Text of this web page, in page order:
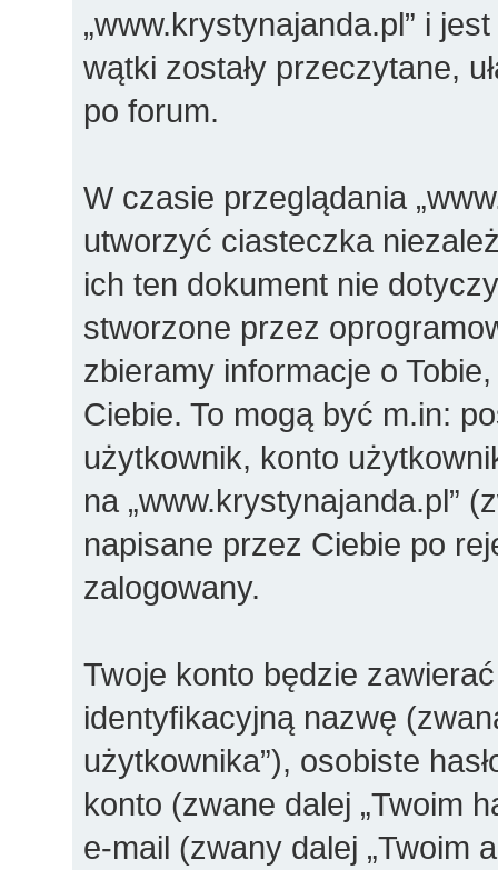
„www.krystynajanda.pl” i
wątki zostały przeczytane,
po forum.
W czasie przeglądania
utworzyć ciasteczka
ich ten dokument nie
stworzone przez
zbieramy informacje o
Ciebie. To mogą być m.in:
użytkownik, konto
na „www.krystynajanda.pl”
napisane przez Ciebie po
zalogowany.
Twoje konto będzie
identyfikacyjną nazwę
użytkownika”), osobiste
konto (zwane dalej „Twoim
e-mail (zwany dalej „Twoim